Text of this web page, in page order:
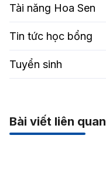
Tài năng Hoa Sen
Tin tức học bổng
Tuyển sinh
Bài viết liên quan